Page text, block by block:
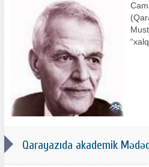
Qarayazıda akademik